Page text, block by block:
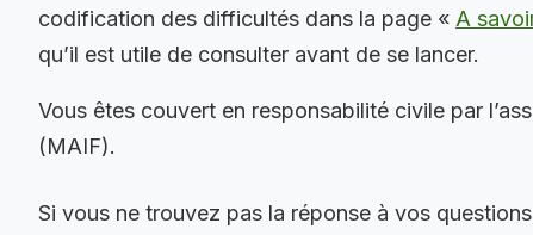
codification des difficultés dans la page « A
qu’il est utile de consulter avant de se lancer.
Vous êtes couvert en responsabilité civile par
(MAIF).
Si vous ne trouvez pas la réponse à vos